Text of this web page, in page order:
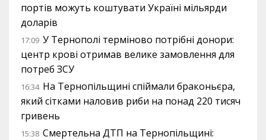
портів можуть коштувати Україні мільярди
доларів
17:09 У Тернополі терміново потрібні донори:
центр крові отримав велике замовлення для
потреб ЗСУ
16:34 На Тернопільщині спіймали браконьєра,
який сітками наловив риби на понад 220 тисяч
гривень
15:38 Смертельна ДТП на Тернопільщині: